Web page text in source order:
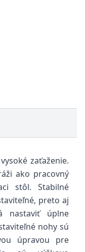
zaťaženie.
ako pracovný
stôl. Stabilné
preto aj
nastaviť úplne
nohy sú
úpravou pre